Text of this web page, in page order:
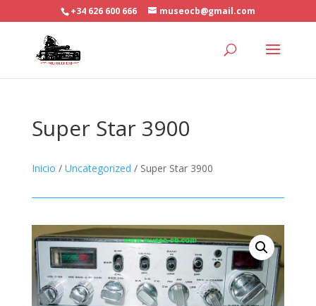
+34 626 600 666 museocb@gmail.com
Super Star 3900
Inicio / Uncategorized / Super Star 3900